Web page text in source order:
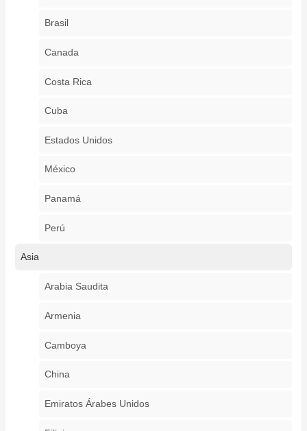
Brasil
Canada
Costa Rica
Cuba
Estados Unidos
México
Panamá
Perú
Asia
Arabia Saudita
Armenia
Camboya
China
Emiratos Árabes Unidos